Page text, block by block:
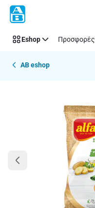
Παράλειψη
Eshop Προσφορές
AB eshop